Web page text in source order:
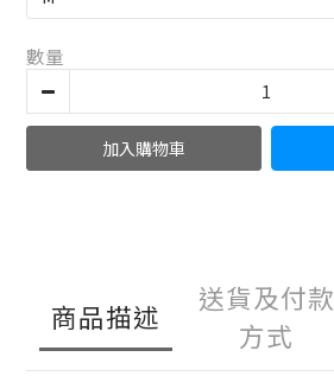
數量
加入購物車
商品描述
送貨及付款
方式